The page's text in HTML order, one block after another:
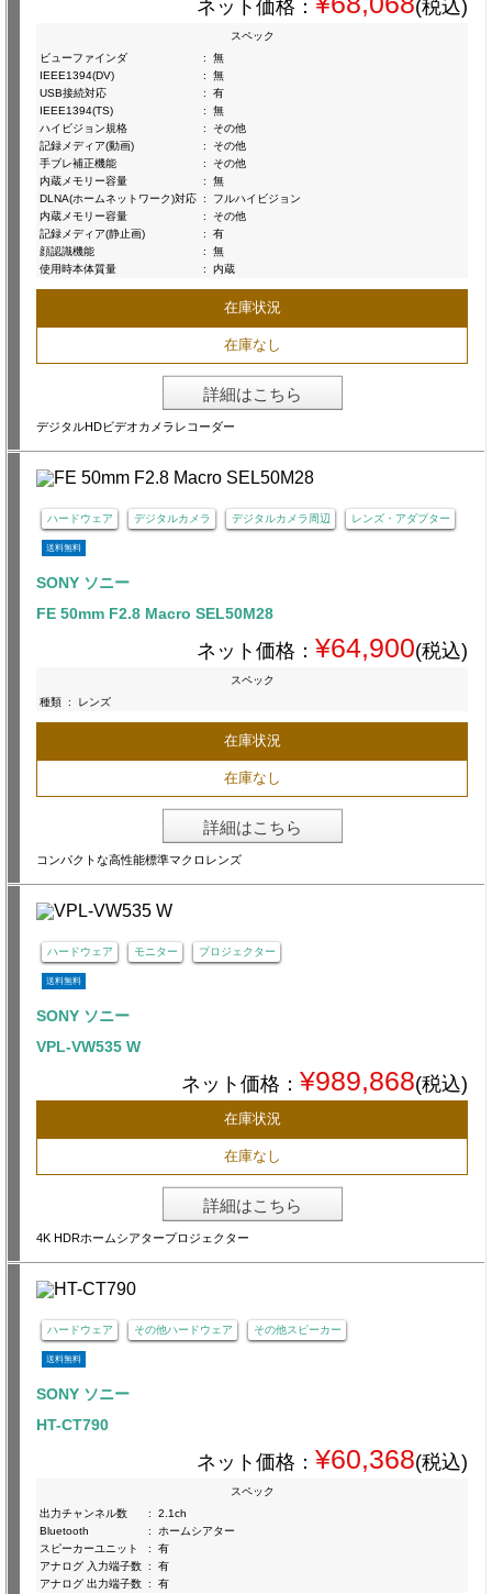
ネット価格： (税込)
スペック
ビューファインダ
:
無
IEEE1394(DV)
:
無
USB接続対応
:
有
IEEE1394(TS)
:
無
ハイビジョン規格
:
その他
記録メディア(動画)
:
その他
手ブレ補正機能
:
その他
内蔵メモリー容量
:
無
DLNA(ホームネットワーク)対応 :
フルハイビジョン
内蔵メモリー容量
:
その他
記録メディア(静止画)
:
有
顔認識機能
:
無
使用時本体質量
: 内蔵
在庫状況
在庫なし
詳細はこちら
デジタルHDビデオカメラレコーダー
ハードウェア デジタルカメラ デジタルカメラ周辺 レンズ・アダプター
送料無料
SONY ソニー
FE 50mm F2.8 Macro SEL50M28
ネット価格： ¥64,900(税込)
スペック
種類 : レンズ
在庫状況
在庫なし
詳細はこちら
コンパクトな高性能標準マクロレンズ
ハードウェア モニター プロジェクター
送料無料
SONY ソニー
VPL-VW535 W
ネット価格： ¥989,868(税込)
在庫状況
在庫なし
詳細はこちら
4K HDRホームシアタープロジェクター
ハードウェア その他ハードウェア その他スピーカー
送料無料
SONY ソニー
HT-CT790
ネット価格： ¥60,368(税込)
スペック
出力チャンネル数
:
2.1ch
Bluetooth
:
ホームシアター
スピーカーユニット
:
有
アナログ 入力端子数 :
有
アナログ 出力端子数 : 有